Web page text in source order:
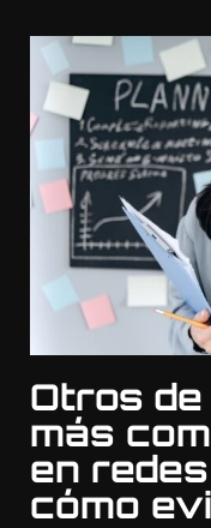
Otros
más
en
cómo